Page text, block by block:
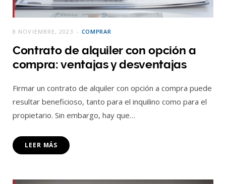
COMPRAR
8 NOVIEMBRE, 2023
Contrato de alquiler con opción a
compra: ventajas y desventajas
Firmar un contrato de alquiler con opción a compra puede
resultar beneficioso, tanto para el inquilino como para el
propietario. Sin embargo, hay que…
LEER MÁS